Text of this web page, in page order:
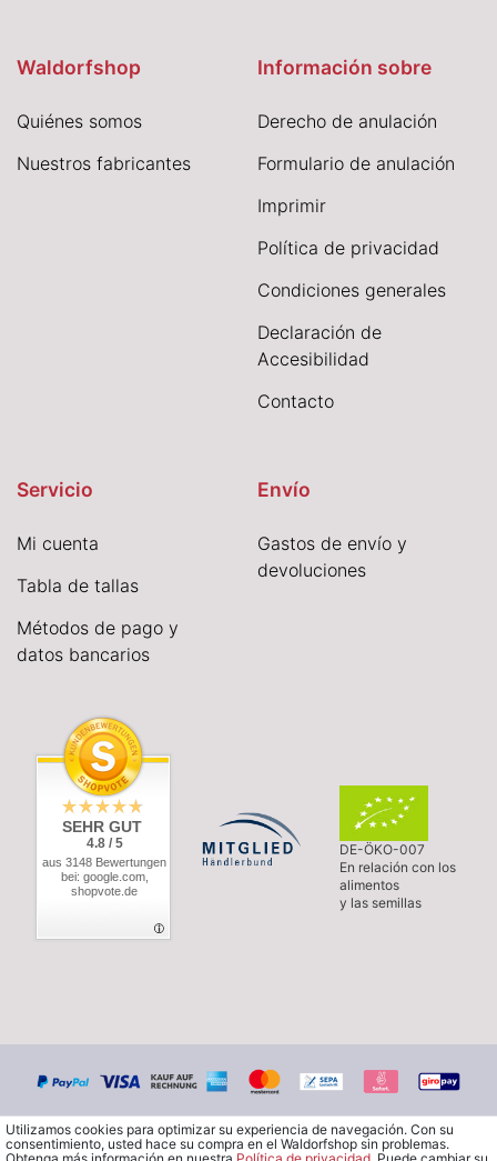
Waldorfshop
Quiénes somos
Nuestros fabricantes
Información sobre
Derecho de anulación
Formulario de anulación
Imprimir
Política de privacidad
Condiciones generales
Declaración de
Accesibilidad
Contacto
Servicio
Mi cuenta
Tabla de tallas
Métodos de pago y
datos bancarios
Envío
Gastos de envío y
devoluciones
SEHR GUT
4.8 / 5
aus 3148 Bewertungen
bei: google.com,
shopvote.de
DE-ÖKO-007
En relación con los
alimentos
y las semillas
Utilizamos cookies para optimizar su experiencia de navegación. Con su
consentimiento, usted hace su compra en el Waldorfshop sin problemas.